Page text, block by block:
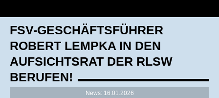
FSV-GESCHÄFTSFÜHRER
ROBERT LEMPKA IN DEN
AUFSICHTSRAT DER RLSW
BERUFEN!
News: 16.01.2026